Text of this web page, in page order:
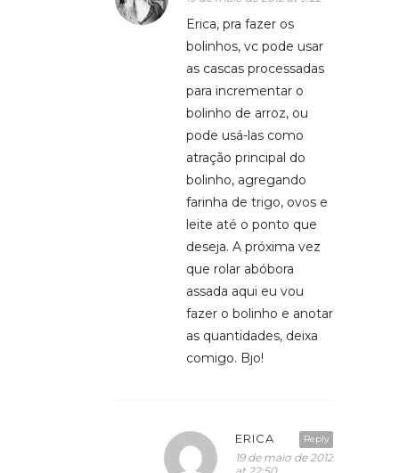
Erica, pra fazer os
bolinhos, vc pode usar
as cascas processadas
para incrementar o
bolinho de arroz, ou
pode usá-las como
atração principal do
bolinho, agregando
farinha de trigo, ovos e
leite até o ponto que
deseja. A próxima vez
que rolar abóbora
assada aqui eu vou
fazer o bolinho e anotar
as quantidades, deixa
comigo. Bjo!
Reply
ERICA
19 de maio de 2012